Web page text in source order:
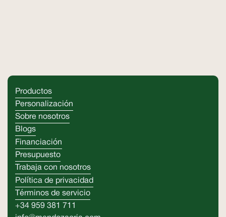
+34 959 381 711
Productos
Personalización
Sobre nosotros
Blogs
Financiación
Presupuesto
Trabaja con nosotros
Política de privacidad
Términos de servicio